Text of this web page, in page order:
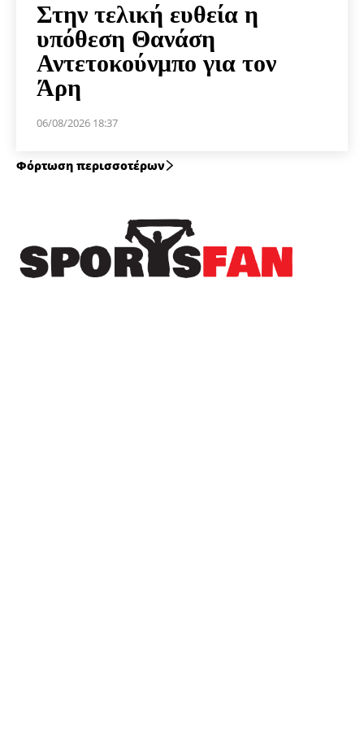
Στην τελική ευθεία η
υπόθεση Θανάση
Αντετοκούνμπο για τον
Άρη
06/08/2026 18:37
Φόρτωση περισσοτέρων